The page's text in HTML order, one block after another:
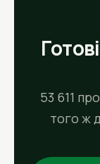
53 611
того ж